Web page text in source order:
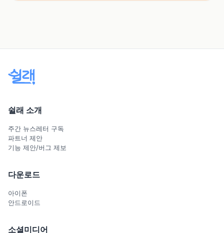
쉴래 소개
주간 뉴스레터 구독
파트너 제안
기능 제안/버그 제보
다운로드
아이폰
안드로이드
소셜미디어